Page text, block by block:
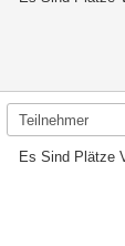
Es Sind Plätze